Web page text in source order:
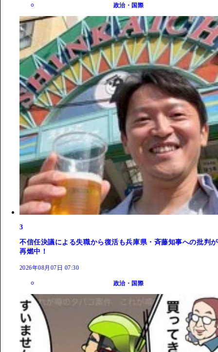
政治・国際
3
不信任決議による失職から復活も兵庫県・斉藤知事への批判が
再燃中！
2026年08月07日 07:30
政治・国際